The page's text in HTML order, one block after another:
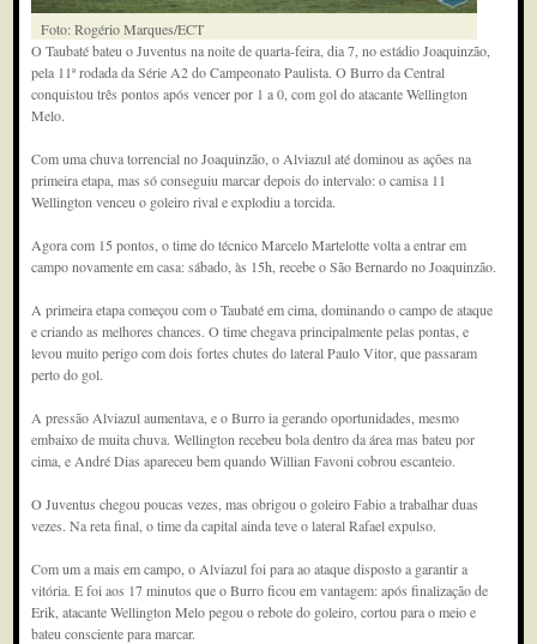
Foto: Rogério Marques/ECT
O Taubaté bateu o Juventus na noite de quarta-feira, dia 7, no estádio Joaquinzão,
pela 11ª rodada da Série A2 do Campeonato Paulista. O Burro da Central
conquistou três pontos após vencer por 1 a 0, com gol do atacante Wellington
Melo.
Com uma chuva torrencial no Joaquinzão, o Alviazul até dominou as ações na
primeira etapa, mas só conseguiu marcar depois do intervalo: o camisa 11
Wellington venceu o goleiro rival e explodiu a torcida.
Agora com 15 pontos, o time do técnico Marcelo Martelotte volta a entrar em
campo novamente em casa: sábado, às 15h, recebe o São Bernardo no Joaquinzão.
A primeira etapa começou com o Taubaté em cima, dominando o campo de ataque
e criando as melhores chances. O time chegava principalmente pelas pontas, e
levou muito perigo com dois fortes chutes do lateral Paulo Vitor, que passaram
perto do gol.
A pressão Alviazul aumentava, e o Burro ia gerando oportunidades, mesmo
embaixo de muita chuva. Wellington recebeu bola dentro da área mas bateu por
cima, e André Dias apareceu bem quando Willian Favoni cobrou escanteio.
O Juventus chegou poucas vezes, mas obrigou o goleiro Fabio a trabalhar duas
vezes. Na reta final, o time da capital ainda teve o lateral Rafael expulso.
Com um a mais em campo, o Alviazul foi para ao ataque disposto a garantir a
vitória. E foi aos 17 minutos que o Burro ficou em vantagem: após finalização de
Erik, atacante Wellington Melo pegou o rebote do goleiro, cortou para o meio e
bateu consciente para marcar.